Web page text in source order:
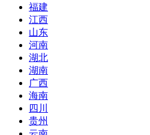
福建
江西
山东
河南
湖北
湖南
广西
海南
四川
贵州